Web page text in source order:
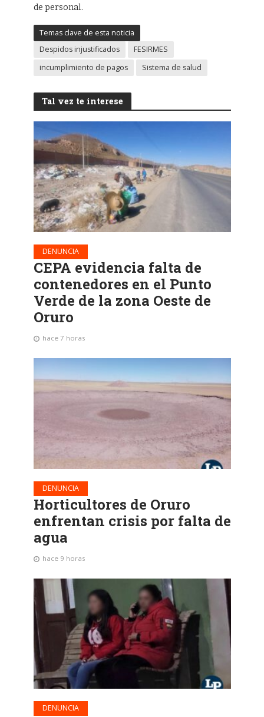
de personal.
Temas clave de esta noticia
Despidos injustificados
FESIRMES
incumplimiento de pagos
Sistema de salud
Tal vez te interese
DENUNCIA
CEPA evidencia falta de
contenedores en el Punto
Verde de la zona Oeste de
Oruro
hace 7 horas
DENUNCIA
Horticultores de Oruro
enfrentan crisis por falta de
agua
hace 9 horas
DENUNCIA